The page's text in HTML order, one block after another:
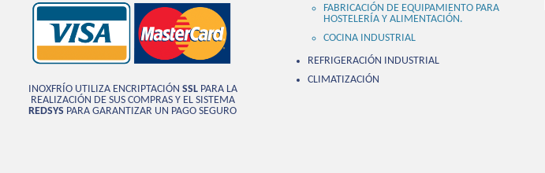
INOXFRÍO UTILIZA ENCRIPTACIÓN SSLPARA LA
REALIZACIÓN DE SUS COMPRAS Y EL SISTEMA
REDSYS PARA GARANTIZAR UN PAGO SEGURO
FABRICACIÓN DE EQUIPAMIENTO PARA
HOSTELERÍA Y ALIMENTACIÓN.
COCINA INDUSTRIAL
REFRIGERACIÓN INDUSTRIAL
CLIMATIZACIÓN